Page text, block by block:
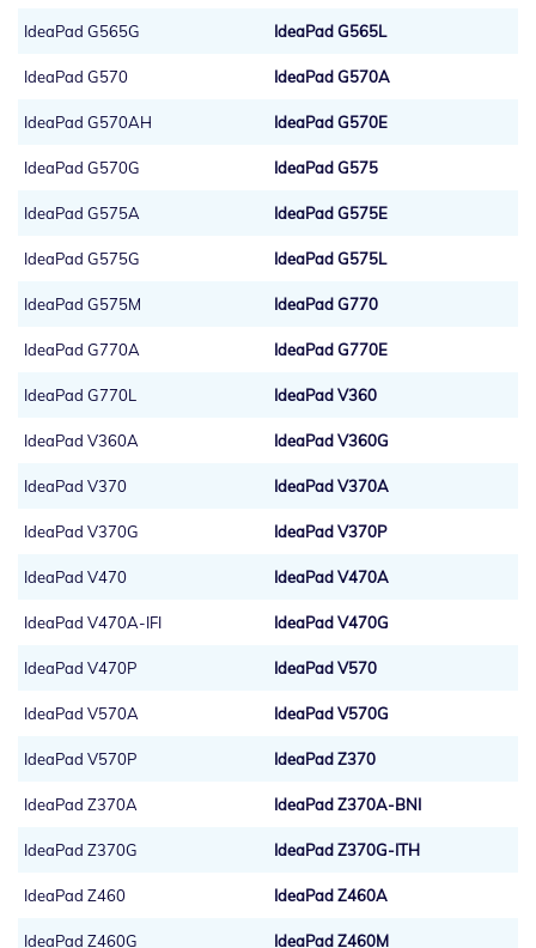
IdeaPad G565G IdeaPad G565L
IdeaPad G570 IdeaPad G570A
IdeaPad G570AH IdeaPad G570E
IdeaPad G570G IdeaPad G575
IdeaPad G575A IdeaPad G575E
IdeaPad G575G IdeaPad G575L
IdeaPad G575M IdeaPad G770
IdeaPad G770A IdeaPad G770E
IdeaPad G770L IdeaPad V360
IdeaPad V360A IdeaPad V360G
IdeaPad V370 IdeaPad V370A
IdeaPad V370G IdeaPad V370P
IdeaPad V470 IdeaPad V470A
IdeaPad V470A-IFI IdeaPad V470G
IdeaPad V470P IdeaPad V570
IdeaPad V570A IdeaPad V570G
IdeaPad V570P IdeaPad Z370
IdeaPad Z370A IdeaPad Z370A-BNI
IdeaPad Z370G IdeaPad Z370G-ITH
IdeaPad Z460 IdeaPad Z460A
IdeaPad Z460G IdeaPad Z460M